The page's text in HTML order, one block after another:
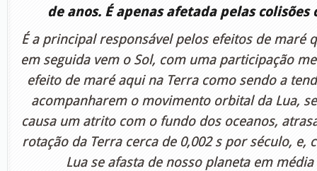
de anos. É apenas afetada pelas
É a principal responsável pelos efeitos de maré
em seguida vem o Sol, com uma participação
efeito de maré aqui na Terra como sendo a
acompanharem o movimento orbital da Lua,
causa um atrito com o fundo dos oceanos,
rotação da Terra cerca de 0,002 s por século, e,
Lua se afasta de nosso planeta em